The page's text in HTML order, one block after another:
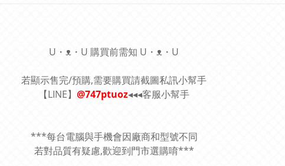
U・ᴥ・U 購買前需知 U・ᴥ・U
若顯示售完/預購,需要購買請截圖私訊小幫手
【LINE】 @747ptuoz◂◂◂客服小幫手
***每台電腦與手機會因廠商和型號不同
若對品質有疑慮,歡迎到門市選購唷***